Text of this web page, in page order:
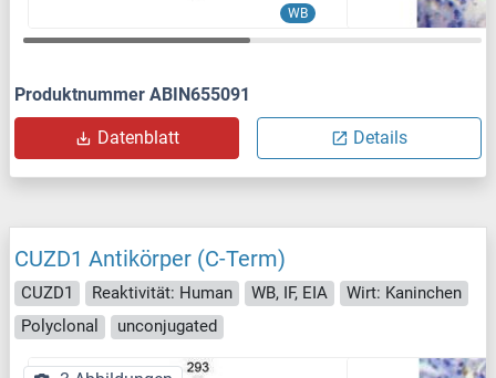
WB
Produktnummer ABIN655091
Datenblatt Details
CUZD1 Antikörper (C-Term)
CUZD1 Reaktivität: Human WB, IF, EIA
Wirt: Kaninchen
Polyclonal
unconjugated